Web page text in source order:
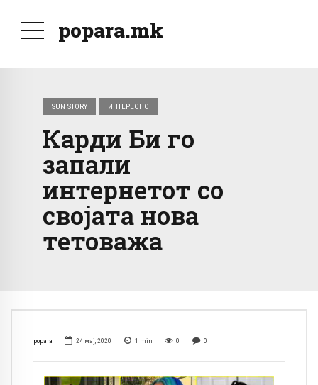
popara.mk
SUN STORY ИНТЕРЕСНО
Карди Би го
запали
интернетот со
својата нова
тетоважа
popara 24 мај, 2020 1 min 0 0